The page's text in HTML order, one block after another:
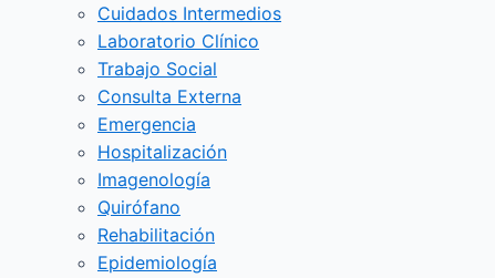
Cuidados Intermedios
Laboratorio Clínico
Trabajo Social
Consulta Externa
Emergencia
Hospitalización
Imagenología
Quirófano
Rehabilitación
Epidemiología